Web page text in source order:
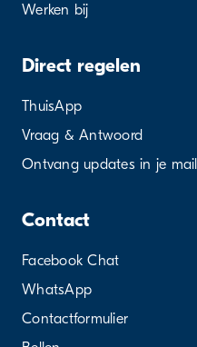
Werken bij
Direct regelen
ThuisApp
Vraag & Antwoord
Ontvang updates in je mail
Contact
Facebook Chat
WhatsApp
Contactformulier